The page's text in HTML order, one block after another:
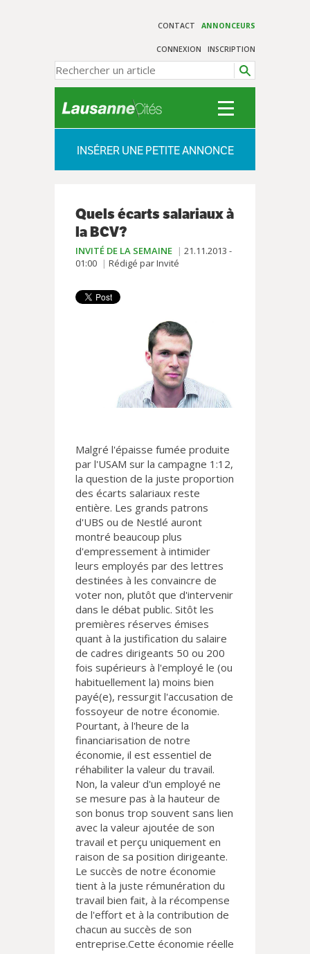
CONTACT ANNONCEURS
CONNEXION INSCRIPTION
INSÉRER UNE PETITE ANNONCE
Quels écarts salariaux à
la BCV?
INVITÉ DE LA SEMAINE
21.11.2013 -
01:00
Rédigé par Invité
Malgré l'épaisse fumée produite
par l'USAM sur la campagne 1:12,
la question de la juste proportion
des écarts salariaux reste
entière. Les grands patrons
d'UBS ou de Nestlé auront
montré beaucoup plus
d'empressement à intimider
leurs employés par des lettres
destinées à les convaincre de
voter non, plutôt que d'intervenir
dans le débat public. Sitôt les
premières réserves émises
quant à la justification du salaire
de cadres dirigeants 50 ou 200
fois supérieurs à l'employé le (ou
habituellement la) moins bien
payé(e), ressurgit l'accusation de
fossoyeur de notre économie.
Pourtant, à l'heure de la
financiarisation de notre
économie, il est essentiel de
réhabiliter la valeur du travail.
Non, la valeur d'un employé ne
se mesure pas à la hauteur de
son bonus trop souvent sans lien
avec la valeur ajoutée de son
travail et perçu uniquement en
raison de sa position dirigeante.
Le succès de notre économie
tient à la juste rémunération du
travail bien fait, à la récompense
de l'effort et à la contribution de
chacun au succès de son
entreprise.Cette économie réelle